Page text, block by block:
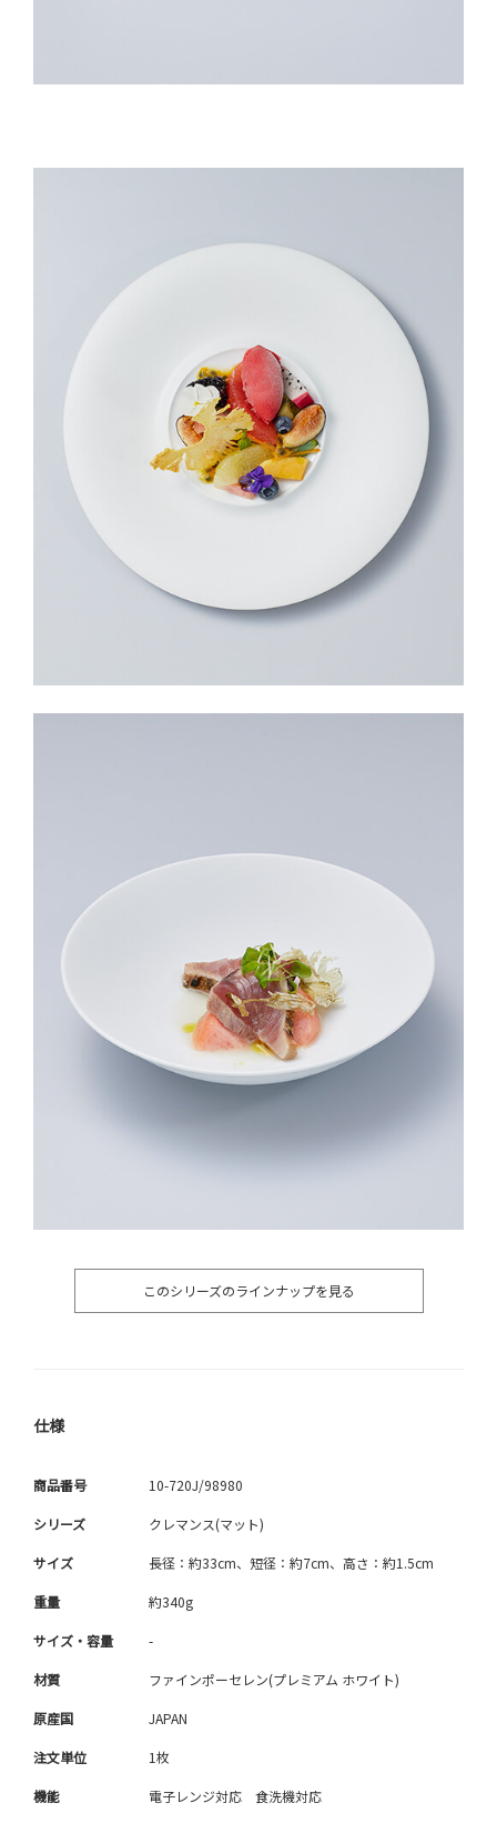
このシリーズのラインナップを見る
仕様
商品番号 10-720J/98980
シリーズ クレマンス(マット)
サイズ 長径：約33cm、短径：約7cm、高さ：約1.5cm
重量 約340g
サイズ・容量 -
材質 ファインポーセレン(プレミアム ホワイト)
原産国 JAPAN
注文単位 1枚
機能 電子レンジ対応 食洗機対応